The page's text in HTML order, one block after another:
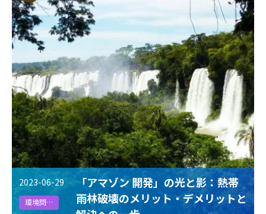
2023-06-29
環境問題
「アマゾン 開発」の光と影：熱帯
雨林破壊のメリット・デメリットと